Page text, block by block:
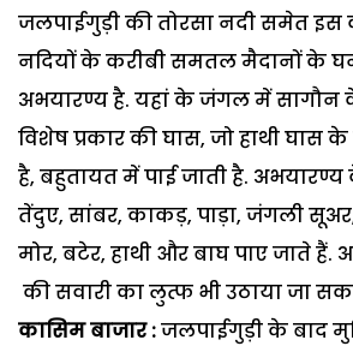
जलपाईगुड़ी की तोरसा नदी समेत
नदियों के करीबी समतल मैदानों के
अभयारण्य है. यहां के जंगल में
विशेष प्रकार की घास, जो हाथी घास
है, बहुतायत में पाई जाती है.
तेंदुए, सांबर, काकड़, पाड़ा, जंगली
मोर, बटेर, हाथी और बाघ पाए जाते हैं.
की सवारी का लुत्फ भी उठाया जा
कासिम बाजार :जलपाईगुड़ी के बाद